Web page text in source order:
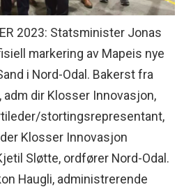
2023: Statsminister Jonas
markering av Mapeis nye
i Nord-Odal. Bakerst fra
adm dir Klosser Innovasjon,
stortingsrepresentant,
Klosser Innovasjon
Sløtte, ordfører Nord-Odal.
Haugli, administrerende